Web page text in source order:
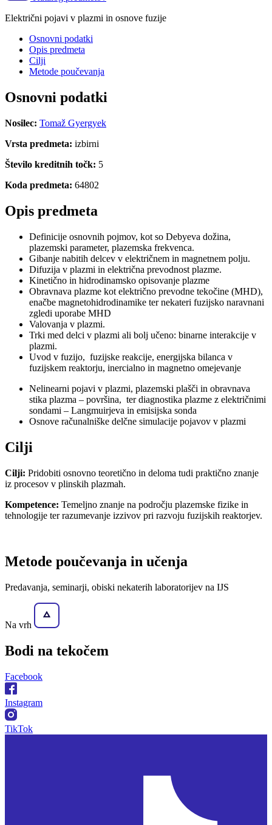
Električni pojavi v plazmi in osnove fuzije
Osnovni podatki
Opis predmeta
Cilji
Metode poučevanja
Osnovni podatki
Nosilec: Tomaž Gyergyek
Vrsta predmeta: izbirni
Število kreditnih točk: 5
Koda predmeta: 64802
Opis predmeta
Definicije osnovnih pojmov, kot so Debyeva dožina,
plazemski parameter, plazemska frekvenca.
Gibanje nabitih delcev v električnem in magnetnem polju.
Difuzija v plazmi in električna prevodnost plazme.
Kinetično in hidrodinamsko opisovanje plazme
Obravnava plazme kot električno prevodne tekočine (MHD),
enačbe magnetohidrodinamike ter nekateri fuzijsko naravnani
zgledi uporabe MHD
Valovanja v plazmi.
Trki med delci v plazmi ali bolj učeno: binarne interakcije v
plazmi.
Uvod v fuzijo, fuzijske reakcije, energijska bilanca v
fuzijskem reaktorju, inercialno in magnetno omejevanje
Nelinearni pojavi v plazmi, plazemski plašči in obravnava
stika plazma – površina, ter diagnostika plazme z električnimi
sondami – Langmuirjeva in emisijska sonda
Osnove računalniške delčne simulacije pojavov v plazmi
Cilji
Cilji: Pridobiti osnovno teoretično in deloma tudi praktično znanje
iz procesov v plinskih plazmah.
Kompetence: Temeljno znanje na področju plazemske fizike in
tehnologije ter razumevanje izzivov pri razvoju fuzijskih reaktorjev.
Metode poučevanja in učenja
Predavanja, seminarji, obiski nekaterih laboratorijev na IJS
Na vrh
Bodi na tekočem
Facebook
Instagram
TikTok